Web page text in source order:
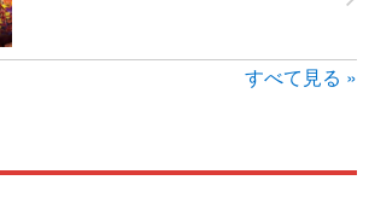
すべて見る »